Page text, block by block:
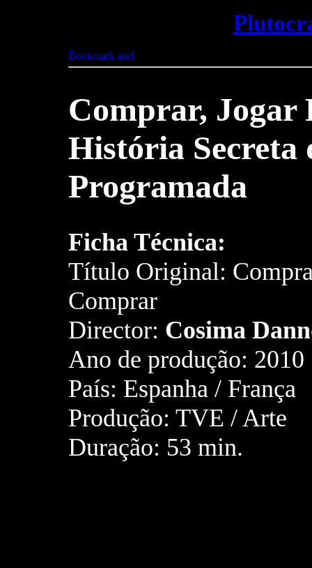
Comprar, Jogar
História Secreta
Programada
Ficha Técnica:
Título Original:
Comprar
Director: Cosima
Ano de produção: 2010
País: Espanha / França
Produção: TVE / Arte
Duração: 53 min.